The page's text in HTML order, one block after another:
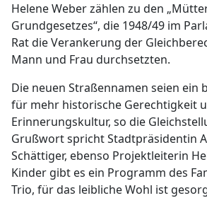
Helene Weber zählen zu den
Grundgesetzes“, die 1948/49 im
Rat die Verankerung der
Mann und Frau durchsetzten.
Die neuen Straßennamen seien ein
für mehr historische Gerechtigkeit
Erinnerungskultur, so die
Grußwort spricht Stadtpräsidentin
Schättiger, ebenso Projektleiterin
Kinder gibt es ein Programm des
Trio, für das leibliche Wohl ist